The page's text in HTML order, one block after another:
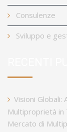
Consulenze
Sviluppo e
Visioni Globali:
Multiproprietà in
Mercato di